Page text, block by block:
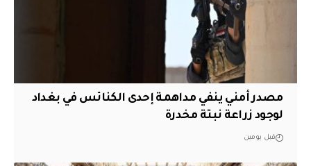
مصدر أمني ينفي مداهمة إحدى الكنائس في بغداد
لوجود زراعة نبتة مخدرة
قبل يومين